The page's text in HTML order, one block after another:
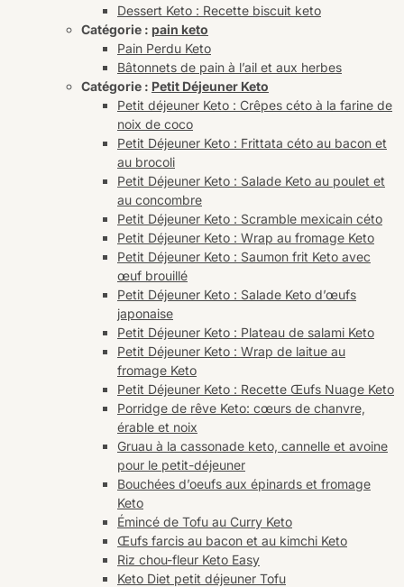
Dessert Keto : Recette biscuit keto
Catégorie : pain keto
Pain Perdu Keto
Bâtonnets de pain à l’ail et aux herbes
Catégorie : Petit Déjeuner Keto
Petit déjeuner Keto : Crêpes céto à la farine de
noix de coco
Petit Déjeuner Keto : Frittata céto au bacon et
au brocoli
Petit Déjeuner Keto : Salade Keto au poulet et
au concombre
Petit Déjeuner Keto : Scramble mexicain céto
Petit Déjeuner Keto : Wrap au fromage Keto
Petit Déjeuner Keto : Saumon frit Keto avec
œuf brouillé
Petit Déjeuner Keto : Salade Keto d’œufs
japonaise
Petit Déjeuner Keto : Plateau de salami Keto
Petit Déjeuner Keto : Wrap de laitue au
fromage Keto
Petit Déjeuner Keto : Recette Œufs Nuage Keto
Porridge de rêve Keto: cœurs de chanvre,
érable et noix
Gruau à la cassonade keto, cannelle et avoine
pour le petit-déjeuner
Bouchées d’oeufs aux épinards et fromage
Keto
Émincé de Tofu au Curry Keto
Œufs farcis au bacon et au kimchi Keto
Riz chou-fleur Keto Easy
Keto Diet petit déjeuner Tofu